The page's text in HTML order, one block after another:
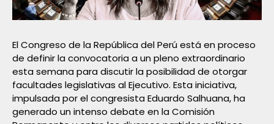
El Congreso de la República del Perú está en proceso
de definir la convocatoria a un pleno extraordinario
esta semana para discutir la posibilidad de otorgar
facultades legislativas al Ejecutivo. Esta iniciativa,
impulsada por el congresista Eduardo Salhuana, ha
generado un intenso debate en la Comisión